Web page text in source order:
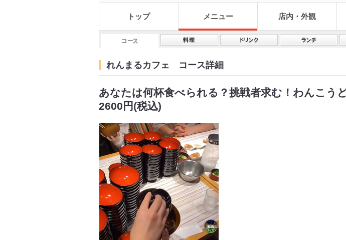
トップ メニュー 店内・外観
れんまるカフェ コース詳細
あなたは何杯食べられる？挑戦者求む！わんこう
2600円(税込)